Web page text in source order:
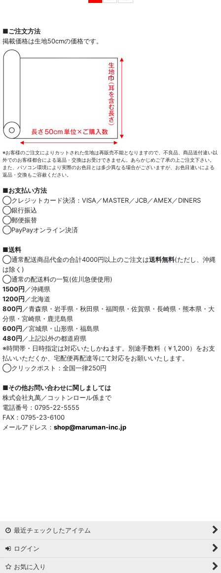
■ご注文方法
掲載価格は生地50cmの価格です。
※お客様のご注文によりカットされた生地は再販売不能となりますので、不良品、商品送付違い以
外でのお客様都合による返品・交換はお受けできません。あらかじめご了承の上ご注文下さい。
また、パソコン環境により実際のお色目とは多少異なる場合がございますが、お色目違いによる
返品・交換もご容赦ください。
■お支払い方法
◯クレジットカード決済：VISA／MASTER／JCB／AMEX／DINERS
◯銀行振込
◯郵便振替
◯PayPayオンライン決済
■送料
◯通常配送商品代金の合計4000円以上のご注文は送料無料(ただし、沖縄
は除く)
◯通常の配送料の一覧(佐川急便使用)
1500円 ／沖縄県
1200円 ／北海道
800円 ／青森県・岩手県・秋田県・福岡県・佐賀県・長崎県・熊本県・大
分県・宮崎県・鹿児島県
600円 ／宮城県・山形県・福島県
480円 ／上記以外の都道府県
※時間帯・日時指定は対応いたしかねます。別途手数料（￥1,200）をお支
払いいただくか、宅配便再配達等にて対応をお願いいたします。
◯クリックポスト：全国一律250円
■その他お問い合わせに関しましては
株式会社丸萬／コットンロール係まで
電話番号：0795-22-5555
FAX：0795-23-6100
メールアドレス： shop@maruman-inc.jp
最近チェックしたアイテム
ログイン
お気に入り